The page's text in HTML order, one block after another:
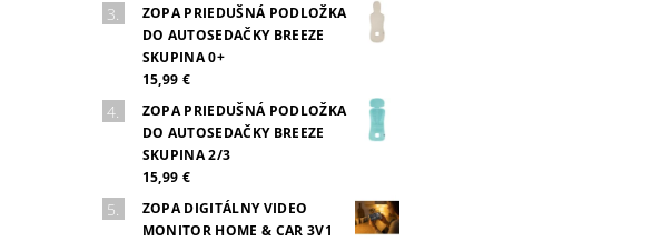
ZOPA PRIEDUŠNÁ PODLOŽKA
DO AUTOSEDAČKY BREEZE
SKUPINA 0+
15,99 €
ZOPA PRIEDUŠNÁ PODLOŽKA
DO AUTOSEDAČKY BREEZE
SKUPINA 2/3
15,99 €
ZOPA DIGITÁLNY VIDEO
MONITOR HOME & CAR 3V1